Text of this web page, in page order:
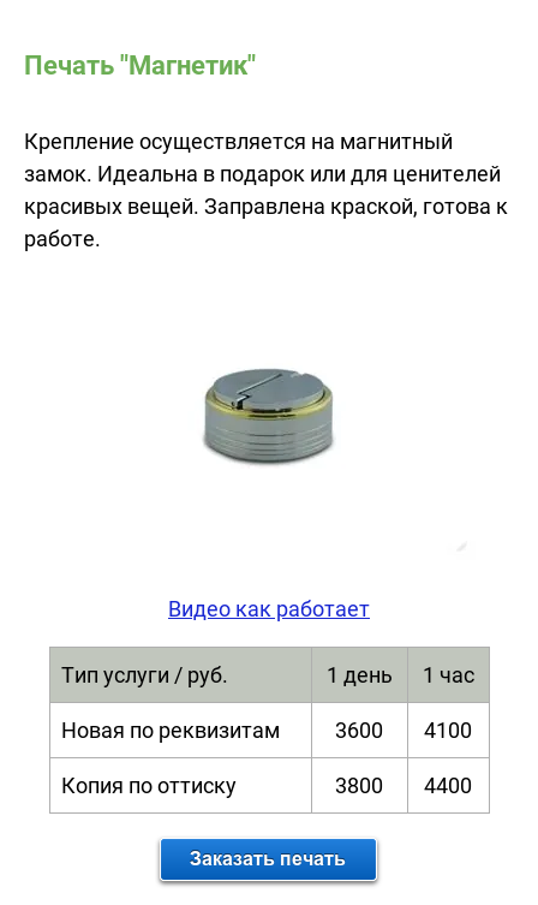
Печать "Магнетик"
Крепление осуществляется на магнитный
замок. Идеальна в подарок или для ценителей
красивых вещей. Заправлена краской, готова к
работе.
Видео как работает
Тип услуги / руб. 1 день 1 час
Новая по реквизитам 3600 4100
Копия по оттиску 3800 4400